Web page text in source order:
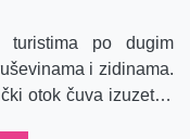
turistima po dugim
i zidinama.
otok čuva izuzetno